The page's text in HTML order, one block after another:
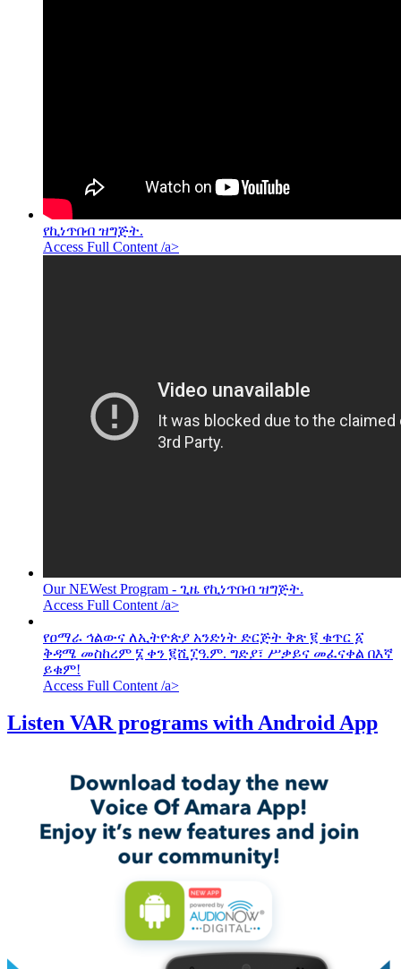
የኪነጥበብ ዝግጅት.
Access Full Content /a>
Our NEWest Program - ጊዜ የኪነጥበብ ዝግጅት.
Access Full Content /a>
የዐማራ ኅልውና ለኢትዮጵያ አንድነት ድርጅት ቅጽ ፪ ቁጥር ፩
ቅዳሜ መስከረም ፮ ቀን ፪ሺ፲ዓ.ም. ግድያ፣ ሥቃይና መፈናቀል በእኛ
ይቁም!
Access Full Content /a>
Listen VAR programs with Android App